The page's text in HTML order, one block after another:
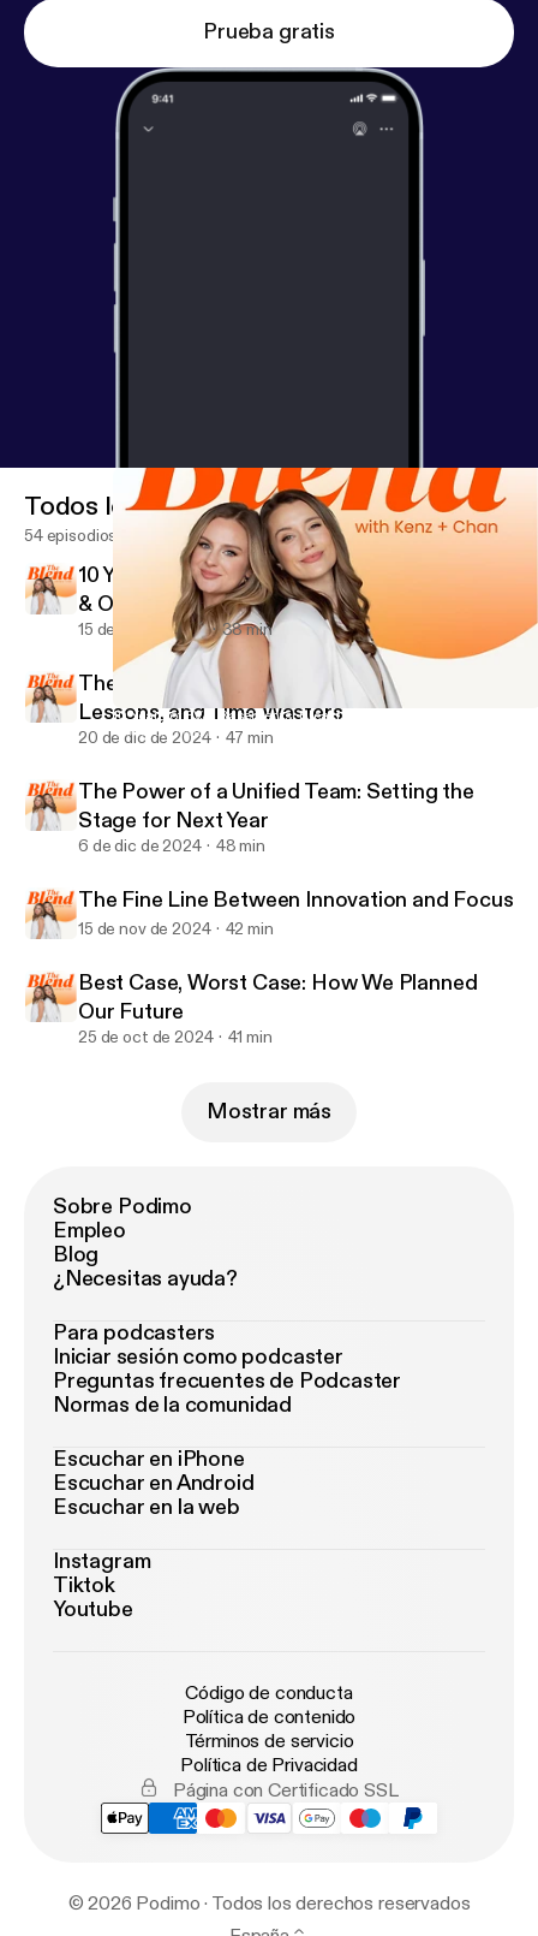
Prueba gratis
10 Years of EVA: Basements, Breakthroughs & One Billion
The Blend with Kenz and Chan
Todos los episodios
54 episodios
10 Years of EVA: Basements, Breakthroughs
& One Billion Lessons
15 de abr de 2025 38 min
The Blend’s Year in Review: Biggest Wins,
Lessons, and Time Wasters
20 de dic de 2024 47 min
The Power of a Unified Team: Setting the
Stage for Next Year
6 de dic de 2024 48 min
The Fine Line Between Innovation and Focus
15 de nov de 2024 42 min
Best Case, Worst Case: How We Planned
Our Future
25 de oct de 2024 41 min
Mostrar más
Sobre Podimo
Empleo
Blog
¿Necesitas ayuda?
Para podcasters
Iniciar sesión como podcaster
Preguntas frecuentes de Podcaster
Normas de la comunidad
Escuchar en iPhone
Escuchar en Android
Escuchar en la web
Instagram
Tiktok
Youtube
Código de conducta
Política de contenido
Términos de servicio
Política de Privacidad
Página con Certificado SSL
© 2026 Podimo · Todos los derechos reservados